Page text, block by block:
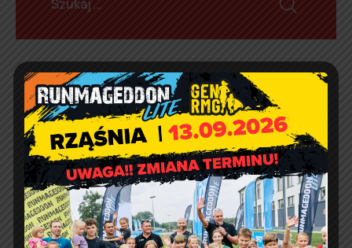
Aktualności
Marcin Kazuba Comment off
Sportowy weekend z Czarnymi
Rząśnia
Agnieszka Wiśniewska Comment off